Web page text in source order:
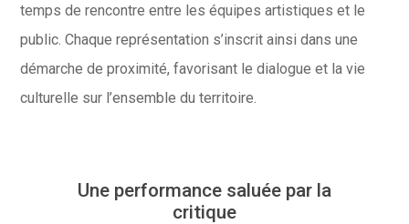
temps de rencontre entre les équipes artistiques et le
public. Chaque représentation s’inscrit ainsi dans une
démarche de proximité, favorisant le dialogue et la vie
culturelle sur l’ensemble du territoire.
Une performance saluée par la
critique